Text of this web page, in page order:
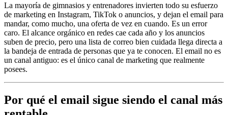
La mayoría de gimnasios y entrenadores invierten todo su esfuerzo
de marketing en Instagram, TikTok o anuncios, y dejan el email para
mandar, como mucho, una oferta de vez en cuando. Es un error
caro. El alcance orgánico en redes cae cada año y los anuncios
suben de precio, pero una lista de correo bien cuidada llega directa a
la bandeja de entrada de personas que ya te conocen. El email no es
un canal antiguo: es el único canal de marketing que realmente
posees.
Por qué el email sigue siendo el canal más